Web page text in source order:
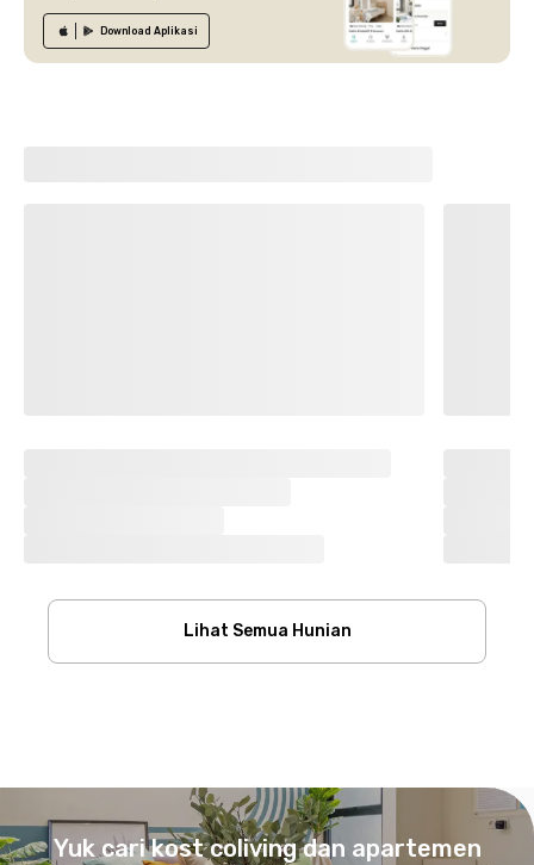
Download Aplikasi
Lihat Semua Hunian
Yuk cari kost coliving dan apartemen